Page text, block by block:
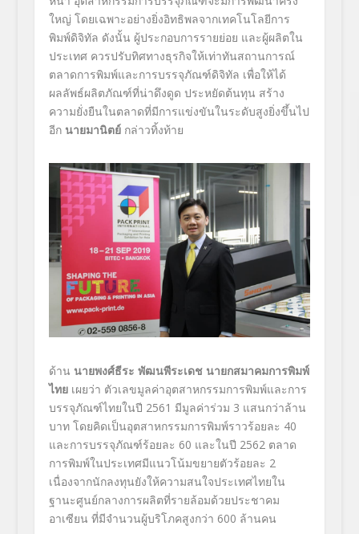
ใหญ่ โดยเฉพาะอย่างยิ่งอิทธิพลจากเทคโนโลยีการ
พิมพ์ดิจิทัล ดังนั้น ผู้ประกอบการรายย่อย และผู้ผลิตใน
ประเทศ ควรปรับทิศทางธุรกิจให้เท่าทันสถานการณ์
ตลาดการพิมพ์และการบรรจุภัณฑ์ดิจิทัล เพื่อให้ได้
ผลลัพธ์ผลิตภัณฑ์ที่น่าดึงดูด ประหยัดต้นทุน สร้าง
ความยั่งยืนในตลาดที่มีการแข่งขันในระดับสูงยิ่งขึ้นไป
อีก นายมานิตย์กล่าวทิ้งท้าย
ด้าน นายพงศ์ธีระ พัฒนพีระเดช นายกสมาคมการพิมพ์
ไทย เผยว่า ตัวเลขมูลค่าอุตสาหกรรมการพิมพ์และการ
บรรจุภัณฑ์ไทยในปี 2561 มีมูลค่าร่วม 3 แสนกว่าล้าน
บาท โดยคิดเป็นอุตสาหกรรมการพิมพ์ราวร้อยละ 40
และการบรรจุภัณฑ์ร้อยละ 60 และในปี 2562 ตลาด
การพิมพ์ในประเทศมีแนวโน้มขยายตัวร้อยละ 2
เนื่องจากนักลงทุนยังให้ความสนใจประเทศไทยใน
ฐานะศูนย์กลางการผลิตที่รายล้อมด้วยประชาคม
อาเซียน ที่มีจำนวนผู้บริโภคสูงกว่า 600 ล้านคน